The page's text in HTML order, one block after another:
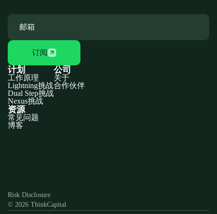
订阅
计划
工作原理
Lightning挑战
Dual Step挑战
Nexus挑战
公司
关于
合作伙伴
资源
常见问题
博客
Risk Disclosure
© 2026 ThinkCapital